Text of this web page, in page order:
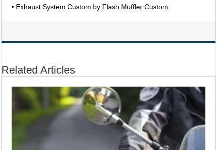
• Exhaust System Custom by Flash Muffler Custom
Related Articles